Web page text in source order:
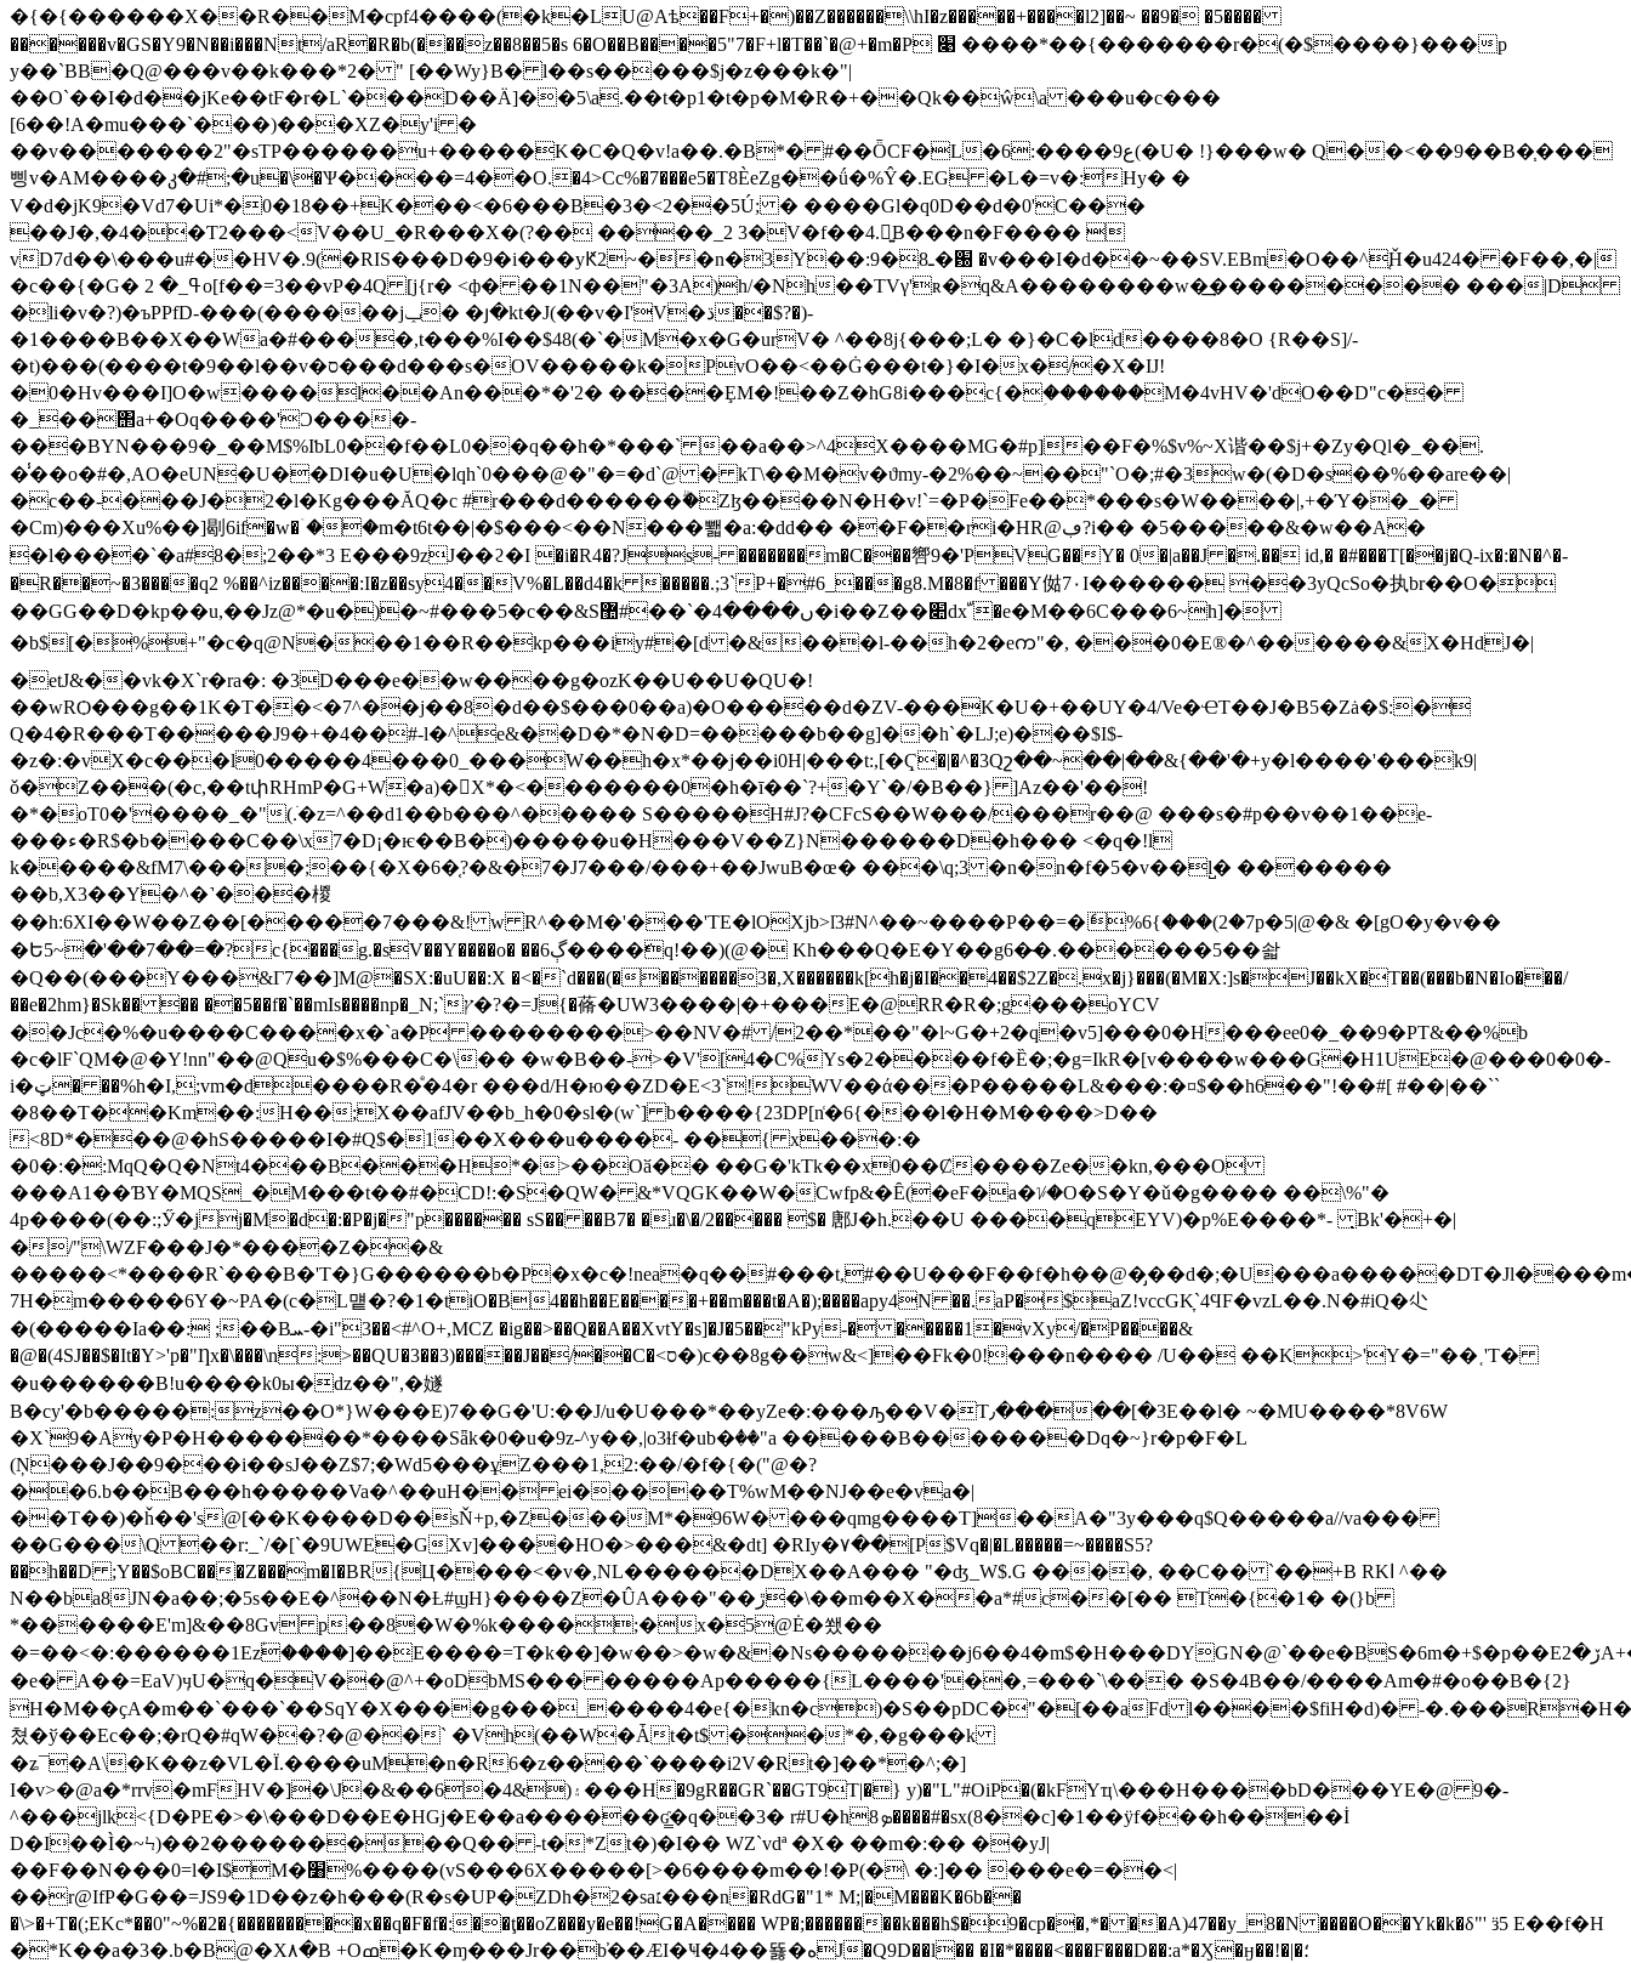
�{�{������X��R��M�cpf4����(�k�LU@Aѣ��F+�)��Z������\\hI�z�����+����l2]��~ ��9� �5����
������v�GS�Y9�N��i���Nt/aR�R�b(���z��8��5�s 6�O��B����5"7�F+l�T��`�@+�m�P ׉ ����*��{�������r�(�$����}���p
y��`BB�Q@���v��k���*2� " [��Wy}B� l��s�����$j�z���k�"|
��O`��I�d��jKe��tF�r�L`���D��Ӓ]��5\a.��t�p1�t�p�M�R�+��Qk��ŵ\a ���u�c���
[6��!A�mu���`���)���XZ�y'i �
��v�������2"�sTP������u+�����K�C�Q�v!a��.�B*� #��ȪCF�L�6:����ع9(�U� !}���w� Q��<��9��B�֧���
삥v�AM����კ�#;�u�\�Ѱ����=4��O.�4>Cc%�7���e5�T8ÈеZg��ǘ�%Ŷ�.EG �L�=v�:Hy� �
V�d�jK9�Vd7�Ui*�0�18��+K���<�6���B�3�<2��5Ú; � ����Gl�q0D��d�0'C���
��J�,�4��Ƭ2���<V��U_�R���X�(?�� ����_2 3�V�f��4.ꡁ͍B���n�F���� 
vD7d��\���u#��HV�.9(�RIS���D�9�i���yԞ2~��n�3Y��:9�8ـ�԰ �v���I�d��~��SV.EBm�O��^֚Ȟ�u424� �F��,�|
�c��{�G� ߟ_� 2o[f��=3��vP�4Q [j{r� <ф� ��1N��"�3A)h/�Nh��TVγ'ʀ�q&A��������w�͢��������� ���|D
�li�v�?)�ъPPfD-���(������jݕ� �յ�kt�J(��v�I'V�ڌ��$?�)-
�1����B��X��Wa�#����,t���%I��$48(�`�M�x�G�urV� ^��8j{���;L� �}�C�ld����8�O {R��S]/-
�t)���(����t�9��l��v�ס���d���s�OV�����k�PvO��<��Ġ���͏t�}�I�x�/�X�IJ!
�0�Hv���I]O�w����l��An���*�'2� ����ȨM�!��Z�hG8i���c{�ؚ������M�4vHV�'dO��D"c��
�_��΢a+�Oq����'Ɔ����-
���BYN���9�_��M$%IƅL0��f��L0��q��h�*���` ��a��>^4X����MG�#p]��F�%$v%~X谐��$j+�Zy�Ql�_��.
�̾��o�#�,AO�eUN�U��DI�u�U�lqh`0���@�"�=�d`@ � kT\��M�v�ϑmy-�2%��~��"`O�;#�3w�(�D�s��%��are��|
�c��-���J�2�l�Kg���ĂQ�c #r���d������ۗ�Zɮ����N�H�v!`=�P�Fe��*���s�W����|,+�Ύ��_�
�Cm)���Xu%��]㓭6if�w�ۤ��m�t6t��|�$���<��N���뾃�a:�dԁ�� ��F��ri�HR@ڢ?i�� �5�����&�w��A�
�l����`�a#8�;2��*3 E���9zJ��ϩ�I �i�R4�?Js- �������m�C���㗽9�'PVG��Y� 0�|a��J �.�� id,� �#���T[��j�Q-ix�:�N�^�-
�R��~�3����q2 %��^iz����:I�z��sy4��V%�L��d4�k �����.;3`P+�#6_���g8.M�8�f ���Y㑬7۰I������ ��3yQcSo�执br��O�
��GG��D�kp��u,��Jz@*�u�)�~#���5�c��&Sں����4�`��#޺�i��Z��׊dxﹼ�e�M��6C���6~h]�
�b$[�%+"�c�q@N���1��R��kp���iy#�[d �&���l-��h�2�eက"�, ���0�E®�^������&X�HdJ�|
�etJ&��vk�X`r�ra�: �3D���e��w����g�ozK��U��U�QU�!
��wRѺ���g��1K�T��<�7^��j��8�d��$���0��a)�O�����d�ZV-���K�U�+��UY�4/Ve�ҼT��J�B5�Zȧ�$:�
Q�4�R���T�����J9�+�4��#-l�^e&��D�*�N�D=�����b��g]��h`�LJ;e)���$I$-
�z�:�vX�c���l0�����4���0_���W��h�x*��j��i0H|���t:,[�Ҁ�|�^�3Qշ��~��|��&{��'�+y�l����'���k9|
ǒ�Z���(�c,��tփRΗmP�G+W�a)�X*�<�������0�h�ī��`?+�Y`�/�B��} ]Az��'��!
�*�oT0�'����_�"(.ׁ�z=^��d1��b���^����� S�����H#J?�CFcS��W���/���r��@ ���s�#p��v��1��e-
���ء�R$�b����C��\x7�D¡�ѥ��B�)�����u�H���V��Z}N������D�h��� <�q�!l
k�����&fM7\����;��{�X�6�֤?�&�7�J7���/���+��JwuB�œ� ���\q;3 �n�n�f�5�v��l̺� �������
��b,X3��Y�^�˺���椶
��h:6XI��W��Z��[�����7���&! w R^��M�'���'TE�lOXjb>lֺ3#N^��~����P��=�ެ%6{���(2�7p�5|@�& �[g O�y�v��
�Ե5~�'��7��=�?c{���g.�sV��Y����o� ��ڳ6����ّq!��)(@� Kh���Q�E�Y��g6�̴�.������5��솳
�Q��(���Y���&Γ7��]M@�SX:�uU��:X �<�`d���(�������3�,X������k[h�j�I��4��$2Z�.x�j}���(�M�X:]s�J��kX�T��(���b�N�Io���/
��e�2hm}�Sk�� �� ��5��f�`��mIs����np�_N;`ץ�?�=J{�蓨�UW3����|�+���E�@RR�R�;g���oYCV
��Jc�%�u����C����x�`a�P ��������>��NV�# /2��*��"�l~G�+2�q�v5]���0�H���ee0�_��9�PT&��%b
�c�lF`QM�@�Y!nn"��@Qu�$%���C�\�� �w�B��->�V'[4�C%Ys�2����f�Ȅ�;�g=IkR�[v����w���G�H1UE�@���0�0�-
i�ټ� ��%h�I,;vm�d����R�ͤ�4�r ���d/H�ю��ZD�E<3`!WV��ά���P�����L&���:�¤$��h6��"!��#[ #��|��``
�8��T��Km��:H��;X��afJV��b_h�0�sl�(w`] b����{23DP[n͑�6{���l�H�M����>D��
<8D*���@�hS�����I�#Q$�1��X���u����- ��{ x���:�
�0�:�:MqQ�Q�Nt4���B���H*�>��Oӑ�� ��G�'kTk��x0��Ȼ����Ze��kn,���O
���A1��ƁY�MQS_�M���t��#�CD!:�S�QW� &*VQGK��W�Cwfp&�Ȇ(�eF�a�ᜡ�O�S�Y�ǔ�g���� ��\%"�
4p����(��:;Ӳ�jj�M�d�:�P�j�"p������ sS�� ��B7� �ɹ�\�/2����� $� 鄌J�h.��U ����qEYV)�p%E����*- ͉Bk'�+�|
�/"\WZF���J�*����Z��&
7H�m�����6Y�~PA�(c�L먵�?�1�tiO�B4��h��E����+��m���t�A�);����apy4N ��.aP�$aZ!vccGK̞`4ϤF�vzL��.N�#iQ�尐
�(�����Ia��: ;��Bܚ-�i"3��<#^O+,MCZ �ig��>��Q��A��XvtY�s]�J�5��"kPy-� �����1�vXy/�P����&
�@�(4SJ��$�It�Y>'p�"Ƞx�\���\n:>��QU�3��3)�����J��/��C�<ס�)ϲ��8g��w&<]��Fk�0!���n���� /U�� ��K>'Y�="��˱'T�
�u������B!u����k0ы�dz��",�嬘
B�cy'�b�����:z��O*}W���E)7��G�'U:��J/u�U���*��yZe�:���ԡ��V�T٫�����[�3E��l� ~�MU����*8V6W
�X`9�Ay�P�H�������*����Sǟk�0�u�9z-^y��,|o3ɫf�ub�ٝ��"a �����B�������Dq�~}r�p�F�L
(Ņ���J��9���i��sJ��Z$7;�Wd5���ұZ���1,2:��/�f�{�("@�?
��6.b��B���h�����Va�^��uH�� ei�����T%wM��NJ��e�va�|
��T��)�ȟ��'s@[��K����D��sŇ+p,�Z���M*�96W� ���qmg����T]��A�"3y���q$Q�����a//va���
��G���\Q ��r:_`/�[`�9UWE�GXv]����HO�>���&�dt] �RIy�۷��[P$Vq�|�L�����=~����S5?
��h��D ;Y��$oBC���Z���m�I�BR{Ц����<�v�,NL������DX��A��� "�ʤ_W$.G ����, ��C�� `��+B RKا ^��
N��ba8JN�a��;�5s��E�^��N�Ƚ#ϣH}����Z�ÛA���"��ڙ�\��m��X��a*#c��[�� T�{�1� �(}b
*������E'm]&��8Gv p��8�W�%k����;�x�5@Ė�쐤��
�=��<�:������1Ezؑ����]��E����=T�k��]�w��>�w�&�Ns�������j6��4�m$�H���DYGN�@`��e�BS�6m�+$�p��Eڒ�2A+�N+�L
�e� A��=EaV)ӌU�q�V��@^+�oDbMS��� �����Aр�����{L����'��,=���`\��� �S�4Β��/����Am�#�o��B�{2}
H�M��ҫA�m��`���`��SqY�X����g���_����4�e{�kn�c)�S��pDC�"�[��aFd l����$fiH�d)� -
쳤�ў��Ec��;�rQ�#qW��?�@��` �Vh(��W�Ǡt�t$ ��*�,�g���k
�ʑ¯�A\�K��z�VL�Ï.����uM�n�R6�z����`����i2V�Rt�]��*�^;�]
I�v>�@a�*rrv�mFHV�]�\J�&��6�4&)۽���H�9gR��GR`��GT9T|�} y)�"L"#OiP�(�kFYҵ\���H����bD���YE�@ 9�-
^���jlk<{D�PE�>�\���D��E�HGj�E��a������ʛ̳�q��3� r#U�hܤ8����#�sx(8��c]�1��ӱf���h����İ
D�I��Ì�~Ϟ)��2���������Q�� -t�*Zt�)�I�� WZ`vdª �X� ��m�:�� ��yJ|
��F��N���0=l�I$M�׸%����(vS���6X�����[˃�6����m��!�P(�\ �:]�� ���e�=��<|
��r@IfP�G��=JS9�1D��z�h���(R�s�UP�ZDh�2�sa׆���n�RdG�"1* M;|�M���K�6b��
�\>�+T�(;EKc*��0"~%�2�{���������x��q�F�f�:��ţ��oZ���y�e��!G�A���� WP�;��������k���h$�9�cp��,*� ��A)47��y_8�N ����O��Yk�k�δ"' ӟ5 E��f�H
�*K��a�3�.b�B@�X٨�B +Oߘ�K�ɱ���Jr��b̕��ӔI�Ҹ�4��뚏�هJ�Q9D��l�� �I�*����<���F���D��:a*�Ӽ�ӈ��!�|�؛